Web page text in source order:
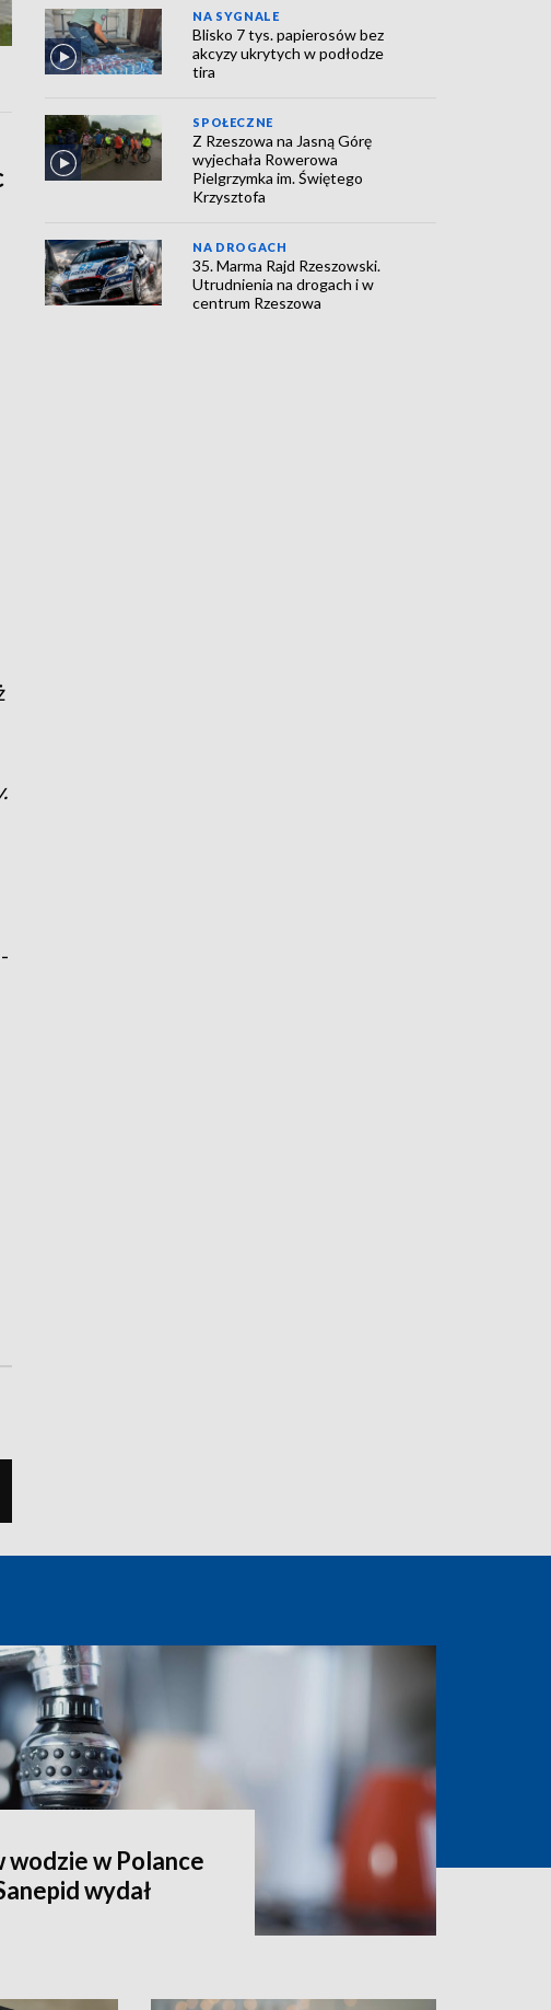
NA SYGNALE
Blisko 7 tys. papierosów bez
akcyzy ukrytych w podłodze
tira
SPOŁECZNE
Z Rzeszowa na Jasną Górę
wyjechała Rowerowa
Pielgrzymka im. Świętego
Krzysztofa
NA DROGACH
35. Marma Rajd Rzeszowski.
Utrudnienia na drogach i w
centrum Rzeszowa
wodzie w Polance
wydał